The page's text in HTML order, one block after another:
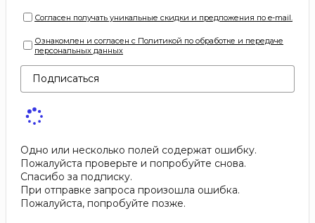
Согласен получать уникальные скидки и предложения по e-mail.
Ознакомлен и согласен с Политикой по обработке и передаче
персональных данных
Подписаться
Одно или несколько полей содержат ошибку.
Пожалуйста проверьте и попробуйте снова.
Спасибо за подписку.
При отправке запроса произошла ошибка.
Пожалуйста, попробуйте позже.